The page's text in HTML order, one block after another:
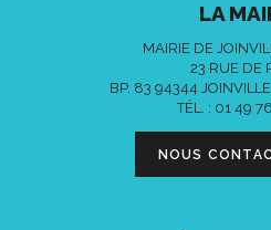
LA
MAIRIE DE
23 RUE DE
BP. 83 94344
TÉL. : 01 49
NOUS